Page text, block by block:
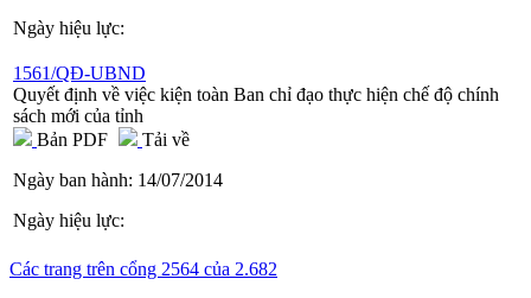
Ngày hiệu lực:
1561/QĐ-UBND
Quyết định về việc kiện toàn Ban chỉ đạo thực hiện chế độ chính
sách mới của tỉnh
Bản PDF
Tải về
Ngày ban hành: 14/07/2014
Ngày hiệu lực:
Các trang trên cổng 2564 của 2.682